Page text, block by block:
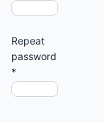
Repeat
password
*